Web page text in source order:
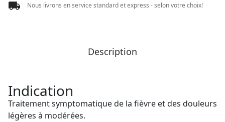
Nous livrons en service standard et express - selon votre choix!
Description
Indication
Traitement symptomatique de la fièvre et des douleurs
légères à modérées.